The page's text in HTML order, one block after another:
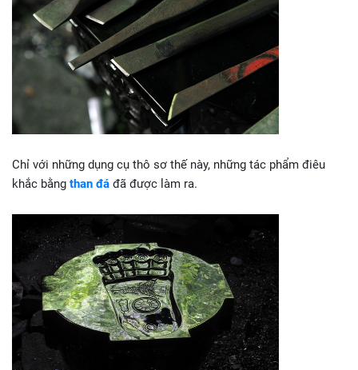
Chỉ với những dụng cụ thô sơ thế này, những tác phẩm điêu
khắc bằng than đá đã được làm ra.